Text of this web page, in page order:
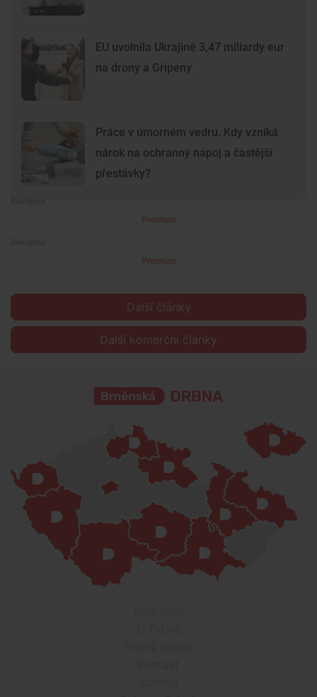
EU uvolnila Ukrajině 3,47 miliardy eur
na drony a Gripeny
Práce v úmorném vedru. Kdy vzniká
nárok na ochranný nápoj a častější
přestávky?
Premium
Premium
Další články
Další komerční články